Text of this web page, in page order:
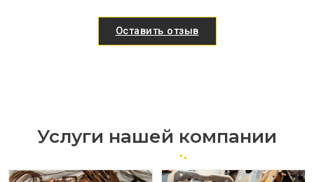
Оставить отзыв
Услуги нашей компании